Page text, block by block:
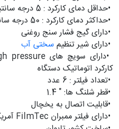
•حداقل دمای کارکرد : 5 درجه سانتیگراد
•حداكثر دمای کارکرد : 50 درجه سانتیگراد
•دارای گیج فشار سنج روغنی
•دارای شیر تنظیم سختی آب
•دارای سویچ های pressure
کارکرد اتوماتیک دستگاه
•تعداد فیلتر : 6 عدد
•قطر شلنگ ها: " 1.4
•قابلیت اتصال به یخچال
•دارای فیلتر ممبران FilmTec